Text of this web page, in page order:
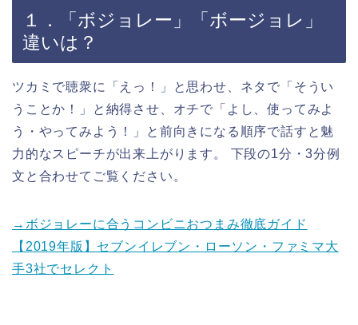
１．「ボジョレー」「ボージョレ」
違いは？
ツカミで聴衆に「えっ！」と思わせ、ネタで「そうい
うことか！」と納得させ、オチで「よし、使ってみよ
う・やってみよう！」と前向きになる順序で話すと魅
力的なスピーチが出来上がります。 下段の1分・3分例
文と合わせてご覧ください。
→ボジョレーに合うコンビニおつまみ徹底ガイド
【2019年版】セブンイレブン・ローソン・ファミマ大
手3社でセレクト